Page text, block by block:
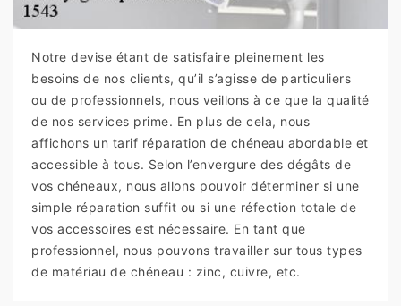
Notre devise étant de satisfaire pleinement les
besoins de nos clients, qu’il s’agisse de particuliers
ou de professionnels, nous veillons à ce que la qualité
de nos services prime. En plus de cela, nous
affichons un tarif réparation de chéneau abordable et
accessible à tous. Selon l’envergure des dégâts de
vos chéneaux, nous allons pouvoir déterminer si une
simple réparation suffit ou si une réfection totale de
vos accessoires est nécessaire. En tant que
professionnel, nous pouvons travailler sur tous types
de matériau de chéneau : zinc, cuivre, etc.